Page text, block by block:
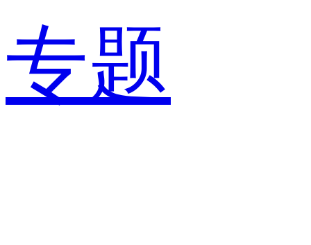
专题